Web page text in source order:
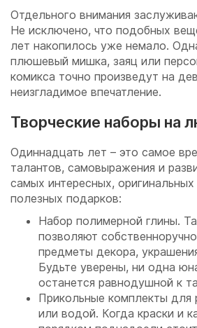
Отдельного внимания
Не исключено, что подобных
лет накопилось уже немало.
плюшевый мишка, заяц или
комикса точно произведут на
неизгладимое впечатление.
Творческие наборы на
Одиннадцать лет – это самое
талантов, самовыражения и
самых интересных,
полезных подарков:
Набор полимерной глины.
позволяют
предметы декора,
Будьте уверены, ни одна
останется равнодушной к
Прикольные комплекты для
или водой. Когда краски и